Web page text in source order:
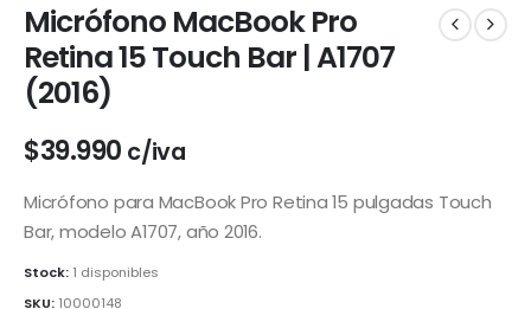
Micrófono MacBook Pro
Retina 15 Touch Bar | A1707
(2016)
$39.990 c/iva
Micrófono para MacBook Pro Retina 15 pulgadas Touch
Bar, modelo A1707, año 2016.
Stock: 1 disponibles
SKU: 10000148